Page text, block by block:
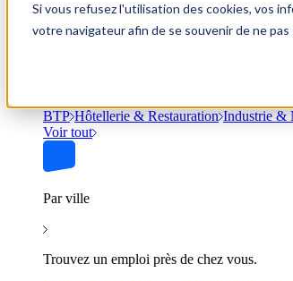
Si vous refusez l'utilisation des cookies, vos
votre navigateur afin de se souvenir de ne
Par secteur
BTP Hôtellerie & Restauration Industrie &
Voir tout
Par ville
Trouvez un emploi près de chez vous.